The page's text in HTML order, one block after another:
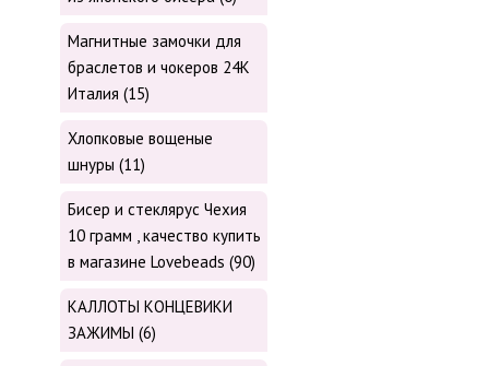
Магнитные замочки для
браслетов и чокеров 24К
Италия (15)
Хлопковые вощеные
шнуры (11)
Бисер и стеклярус Чехия
10 грамм , качество купить
в магазине Lovebeads (90)
КАЛЛОТЫ КОНЦЕВИКИ
ЗАЖИМЫ (6)